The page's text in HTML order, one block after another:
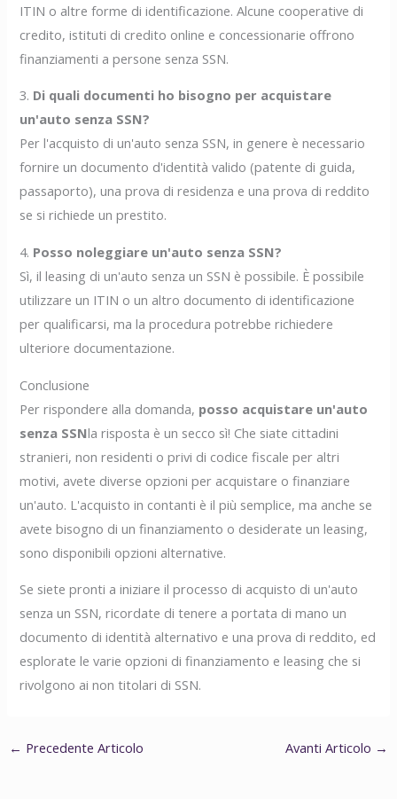
ITIN o altre forme di identificazione. Alcune cooperative di
credito, istituti di credito online e concessionarie offrono
finanziamenti a persone senza SSN.
3. Di quali documenti ho bisogno per acquistare
un'auto senza SSN?
Per l'acquisto di un'auto senza SSN, in genere è necessario
fornire un documento d'identità valido (patente di guida,
passaporto), una prova di residenza e una prova di reddito
se si richiede un prestito.
4. Posso noleggiare un'auto senza SSN?
Sì, il leasing di un'auto senza un SSN è possibile. È possibile
utilizzare un ITIN o un altro documento di identificazione
per qualificarsi, ma la procedura potrebbe richiedere
ulteriore documentazione.
Conclusione
Per rispondere alla domanda, posso acquistare un'auto
senza SSNla risposta è un secco sì! Che siate cittadini
stranieri, non residenti o privi di codice fiscale per altri
motivi, avete diverse opzioni per acquistare o finanziare
un'auto. L'acquisto in contanti è il più semplice, ma anche se
avete bisogno di un finanziamento o desiderate un leasing,
sono disponibili opzioni alternative.
Se siete pronti a iniziare il processo di acquisto di un'auto
senza un SSN, ricordate di tenere a portata di mano un
documento di identità alternativo e una prova di reddito, ed
esplorate le varie opzioni di finanziamento e leasing che si
rivolgono ai non titolari di SSN.
← Precedente Articolo Avanti Articolo →